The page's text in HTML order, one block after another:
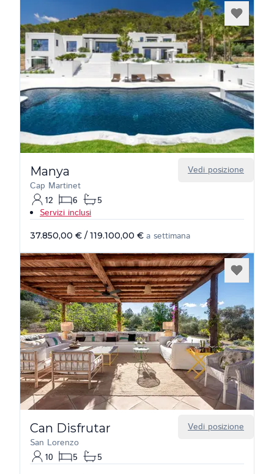
Vedi posizione
Manya
Cap Martinet
12
6
5
Servizi inclusi
37.850,00 € / 119.100,00 € a settimana
Vedi posizione
Can Disfrutar
San Lorenzo
10
5 5